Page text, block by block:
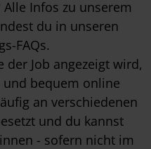
Alle Infos zu unserem
du in unseren
FAQs.
der Job angezeigt wird,
bequem online
an verschiedenen
und du kannst
- sofern nicht im